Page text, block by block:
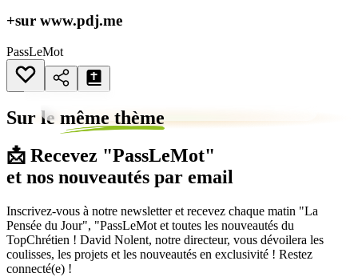
+sur www.pdj.me
PassLeMot
Sur le même thème
📩 Recevez "PassLeMot"
et nos nouveautés par email
Inscrivez-vous à notre newsletter et recevez chaque matin "La
Pensée du Jour", "PassLeMot et toutes les nouveautés du
TopChrétien ! David Nolent, notre directeur, vous dévoilera les
coulisses, les projets et les nouveautés en exclusivité ! Restez
connecté(e) !